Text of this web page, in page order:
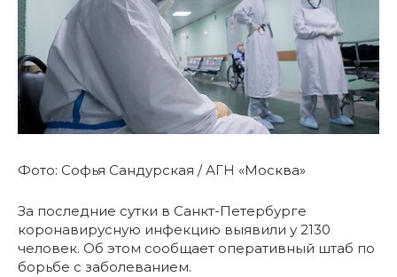
Фото: Софья Сандурская / АГН «Москва»
За последние сутки в Санкт-Петербурге
коронавирусную инфекцию выявили у 2130
человек. Об этом сообщает оперативный штаб по
борьбе с заболеванием.